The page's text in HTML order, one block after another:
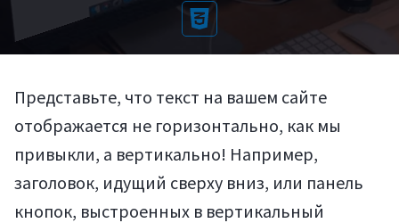
Представьте, что текст на вашем сайте
отображается не горизонтально, как мы
привыкли, а вертикально! Например,
заголовок, идущий сверху вниз, или панель
кнопок, выстроенных в вертикальный